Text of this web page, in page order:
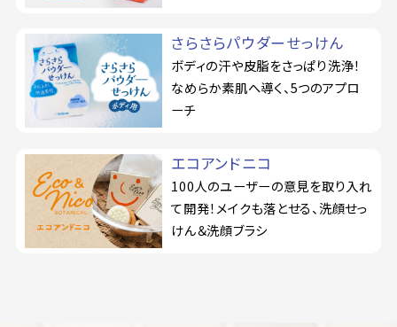
さらさらパウダーせっけん
ボディの汗や皮脂をさっぱり洗浄！
なめらか素肌へ導く、5つのアプロ
ーチ
エコアンドニコ
100人のユーザーの意見を取り入れ
て開発！メイクも落とせる、洗顔せっ
けん＆洗顔ブラシ